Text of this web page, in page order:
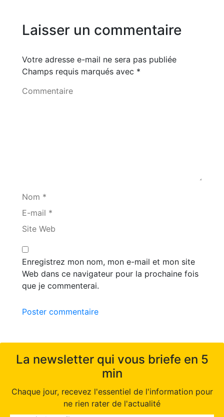
Laisser un commentaire
Votre adresse e-mail ne sera pas publiée
Champs requis marqués avec *
Commentaire
Nom *
E-mail *
Site Web
Enregistrez mon nom, mon e-mail et mon site
Web dans ce navigateur pour la prochaine fois
que je commenterai.
Poster commentaire
La newsletter qui vous briefe en 5
min
Chaque jour, recevez l'essentiel de l'information pour
ne rien rater de l'actualité